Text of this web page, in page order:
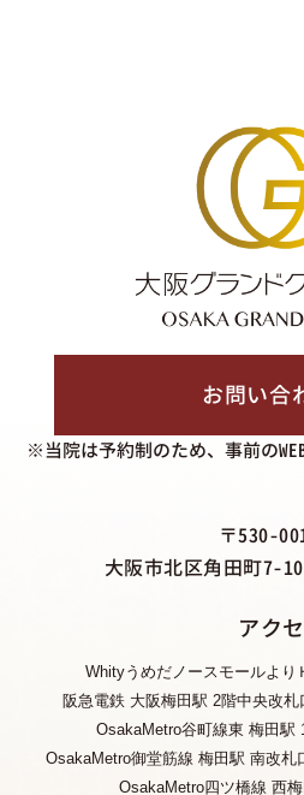
お問い合
※当院は予約制のため、事前の
〒530-
大阪市北区角田町7-
アク
Whityうめだノースモールより
阪急電鉄 大阪梅田駅 2階中央改
OsakaMetro谷町線東 梅田駅
OsakaMetro御堂筋線 梅田駅 南改札
OsakaMetro四ツ橋線 西